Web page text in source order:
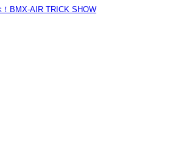
BMX-AIR TRICK SHOW